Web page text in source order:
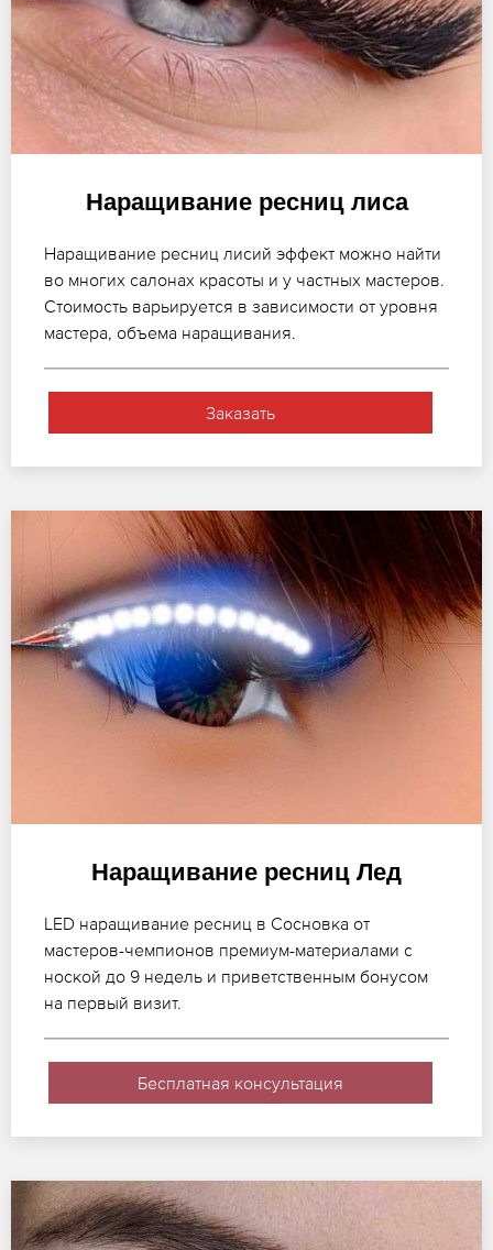
Наращивание ресниц лиса
Наращивание ресниц лисий эффект можно найти
во многих салонах красоты и у частных мастеров.
Стоимость варьируется в зависимости от уровня
мастера, объема наращивания.
Заказать
Наращивание ресниц Лед
LED наращивание ресниц в Сосновка от
мастеров-чемпионов премиум-материалами с
ноской до 9 недель и приветственным бонусом
на первый визит.
Бесплатная консультация